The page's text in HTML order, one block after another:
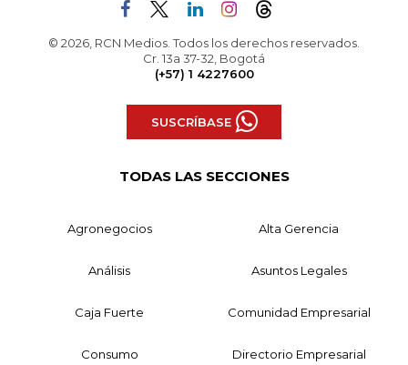
© 2026, RCN Medios. Todos los derechos reservados.
Cr. 13a 37-32, Bogotá
(+57) 1 4227600
SUSCRÍBASE
TODAS LAS SECCIONES
Agronegocios Alta Gerencia
Análisis Asuntos Legales
Caja Fuerte Comunidad Empresarial
Consumo Directorio Empresarial